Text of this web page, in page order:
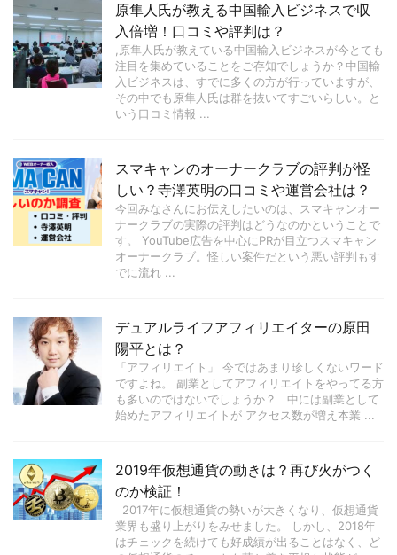
原隼人氏が教える中国輸入ビジネスで収
入倍増！口コミや評判は？
,原隼人氏が教えている中国輸入ビジネスが今とても
注目を集めていることをご存知でしょうか？中国輸
入ビジネスは、すでに多くの方が行っていますが、
その中でも原隼人氏は群を抜いてすごいらしい。と
いう口コミ情報 ...
スマキャンのオーナークラブの評判が怪
しい？寺澤英明の口コミや運営会社は？
今回みなさんにお伝えしたいのは、スマキャンオー
ナークラブの実際の評判はどうなのかということで
す。 YouTube広告を中心にPRが目立つスマキャン
オーナークラブ。怪しい案件だという悪い評判もす
でに流れ ...
デュアルライフアフィリエイターの原田
陽平とは？
「アフィリエイト」 今ではあまり珍しくないワード
ですよね。 副業としてアフィリエイトをやってる方
も多いのではないでしょうか？ 中には副業として
始めたアフィリエイトが アクセス数が増え本業 ...
2019年仮想通貨の動きは？再び火がつく
のか検証！
2017年に仮想通貨の勢いが大きくなり、仮想通貨
業界も盛り上がりをみせました。 しかし、2018年
はチェックを続けても好成績が出ることはなく、ど